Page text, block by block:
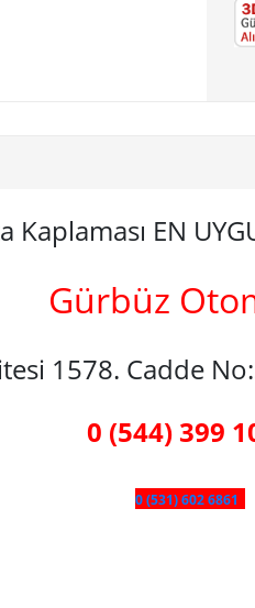
EN
Gürbüz
1578. Cadde
0 (544) 399
0 (531) 602 6861